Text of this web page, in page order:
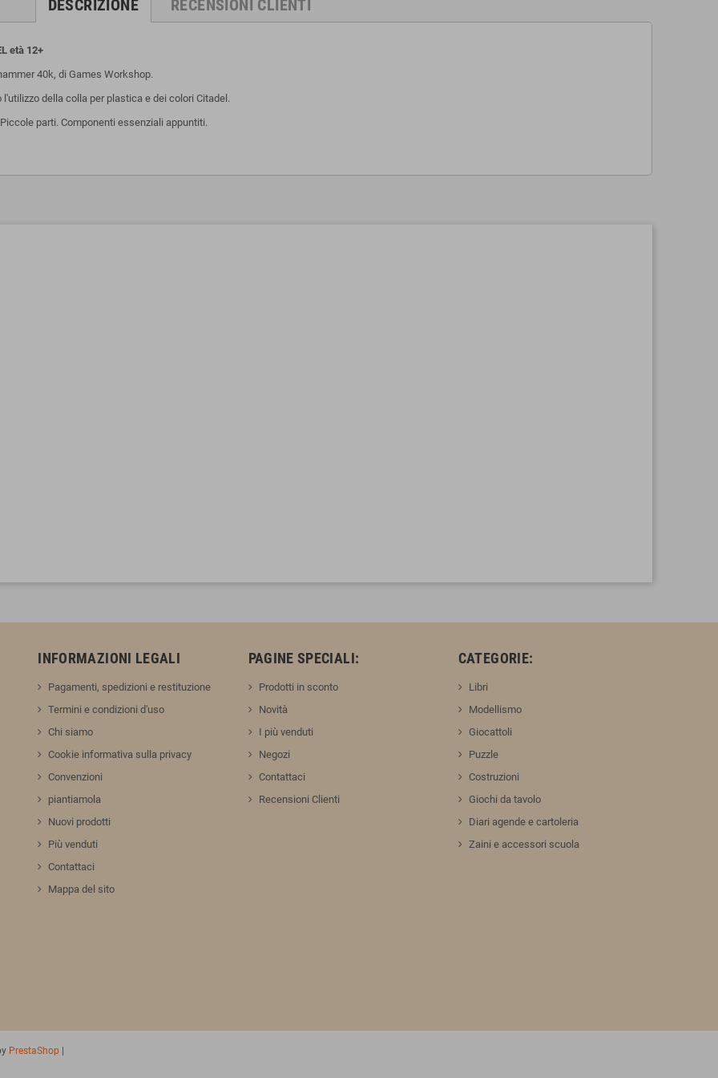
DESCRIZIONE RECENSIONI CLIENTI
età 12+
40k, di Games Workshop.
della colla per plastica e dei colori Citadel.
parti. Componenti essenziali appuntiti.
INFORMAZIONI LEGALI
Pagamenti, spedizioni e restituzione
Termini e condizioni d'uso
Chi siamo
Cookie informativa sulla privacy
Convenzioni
piantiamola
Nuovi prodotti
Più venduti
Contattaci
Mappa del sito
PAGINE SPECIALI:
Prodotti in sconto
Novità
I più venduti
Negozi
Contattaci
Recensioni Clienti
CATEGORIE:
Libri
Modellismo
Giocattoli
Puzzle
Costruzioni
Giochi da tavolo
Diari agende e cartoleria
Zaini e accessori scuola
PrestaShop